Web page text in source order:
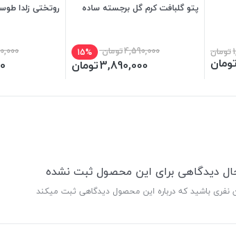
تومان
تومان
پتو گلبافت کرم گل برجسته ساده
4,590,000تومان 15%
3,890,000تومان
روتختی زلدا
دیدگاهی برای این محصول ثبت نشده
نفری باشید که درباره این محصول دیدگاهی ثبت میکند